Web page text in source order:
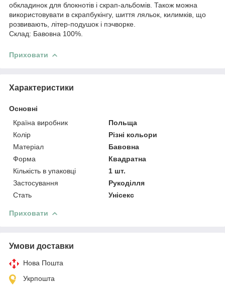
обкладинок для блокнотів і скрап-альбомів. Також можна
використовувати в скрапбукінгу, шиття ляльок, килимків, що
розвивають, літер-подушок і пэчворке.
Склад: Бавовна 100%.
Приховати
Характеристики
Основні
Країна виробник
Польща
Колір
Різні кольори
Матеріал
Бавовна
Форма
Квадратна
Кількість в упаковці
1 шт.
Застосування
Рукоділля
Стать
Унісекс
Приховати
Умови доставки
Нова Пошта
Укрпошта